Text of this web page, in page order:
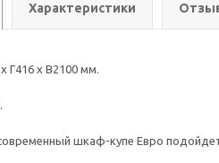
Характеристики
Г416 х В2100 мм.
шкаф-купе Евро